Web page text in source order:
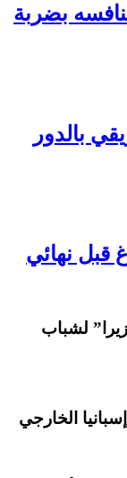
بضربة
بالدور
قبل نهائي
لشباب
الخارجي